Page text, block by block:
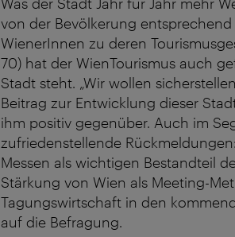
Was der Stadt Jahr für Jahr mehr
von der Bevölkerung
WienerInnen zu deren
70) hat der WienTourismus auch
Stadt steht. „Wir wollen
Beitrag zur Entwicklung dieser
ihm positiv gegenüber. Auch im
zufriedenstellende
Messen als wichtigen Bestandteil
Stärkung von Wien als Meeting-
Tagungswirtschaft in den
auf die Befragung.